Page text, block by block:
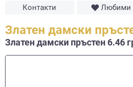
Контакти Любими
Златен дамски
Златен дамски пръстен 6.46